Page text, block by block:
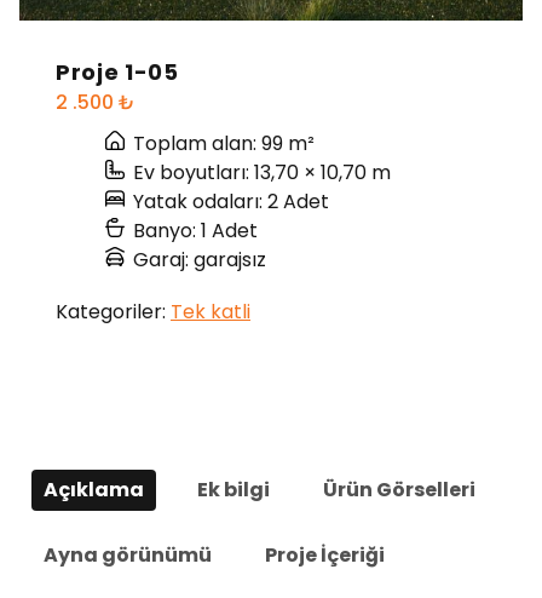
Proje 1-05
2 .500 ₺
Toplam alan: 99 m²
Ev boyutları: 13,70 × 10,70 m
Yatak odaları: 2 Adet
Banyo: 1 Adet
Garaj: garajsız
Kategoriler: Tek katli
Açıklama Ek bilgi Ürün Görselleri
Ayna görünümü Proje İçeriği